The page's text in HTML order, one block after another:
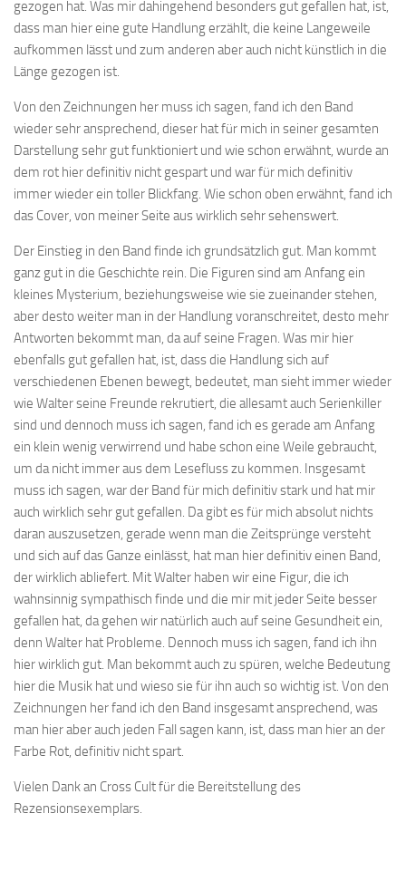
gezogen hat. Was mir dahingehend besonders gut gefallen hat, ist,
dass man hier eine gute Handlung erzählt, die keine Langeweile
aufkommen lässt und zum anderen aber auch nicht künstlich in die
Länge gezogen ist.
Von den Zeichnungen her muss ich sagen, fand ich den Band
wieder sehr ansprechend, dieser hat für mich in seiner gesamten
Darstellung sehr gut funktioniert und wie schon erwähnt, wurde an
dem rot hier definitiv nicht gespart und war für mich definitiv
immer wieder ein toller Blickfang. Wie schon oben erwähnt, fand ich
das Cover, von meiner Seite aus wirklich sehr sehenswert.
Der Einstieg in den Band finde ich grundsätzlich gut. Man kommt
ganz gut in die Geschichte rein. Die Figuren sind am Anfang ein
kleines Mysterium, beziehungsweise wie sie zueinander stehen,
aber desto weiter man in der Handlung voranschreitet, desto mehr
Antworten bekommt man, da auf seine Fragen. Was mir hier
ebenfalls gut gefallen hat, ist, dass die Handlung sich auf
verschiedenen Ebenen bewegt, bedeutet, man sieht immer wieder
wie Walter seine Freunde rekrutiert, die allesamt auch Serienkiller
sind und dennoch muss ich sagen, fand ich es gerade am Anfang
ein klein wenig verwirrend und habe schon eine Weile gebraucht,
um da nicht immer aus dem Lesefluss zu kommen. Insgesamt
muss ich sagen, war der Band für mich definitiv stark und hat mir
auch wirklich sehr gut gefallen. Da gibt es für mich absolut nichts
daran auszusetzen, gerade wenn man die Zeitsprünge versteht
und sich auf das Ganze einlässt, hat man hier definitiv einen Band,
der wirklich abliefert. Mit Walter haben wir eine Figur, die ich
wahnsinnig sympathisch finde und die mir mit jeder Seite besser
gefallen hat, da gehen wir natürlich auch auf seine Gesundheit ein,
denn Walter hat Probleme. Dennoch muss ich sagen, fand ich ihn
hier wirklich gut. Man bekommt auch zu spüren, welche Bedeutung
hier die Musik hat und wieso sie für ihn auch so wichtig ist. Von den
Zeichnungen her fand ich den Band insgesamt ansprechend, was
man hier aber auch jeden Fall sagen kann, ist, dass man hier an der
Farbe Rot, definitiv nicht spart.
Vielen Dank an Cross Cult für die Bereitstellung des
Rezensionsexemplars.